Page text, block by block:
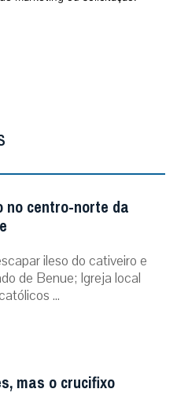
centro-norte da
ileso do cativeiro e
de Benue; Igreja local
...
mas o crucifixo